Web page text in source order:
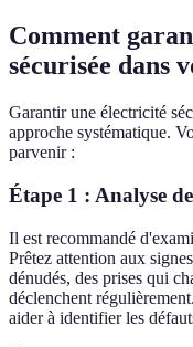
Comment
sécurisée dans
Garantir une électricité
approche systématique.
parvenir :
Étape 1 : Analyse
Il est recommandé
Prêtez attention aux
dénudés, des prises qui
déclenchent
aider à identifier les